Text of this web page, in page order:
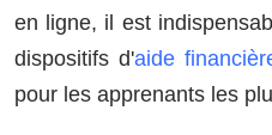
en ligne, il est
dispositifs d'aide
pour les apprenants les